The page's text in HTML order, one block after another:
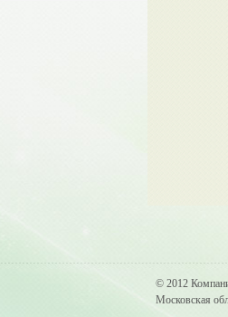
© 2012
Московская